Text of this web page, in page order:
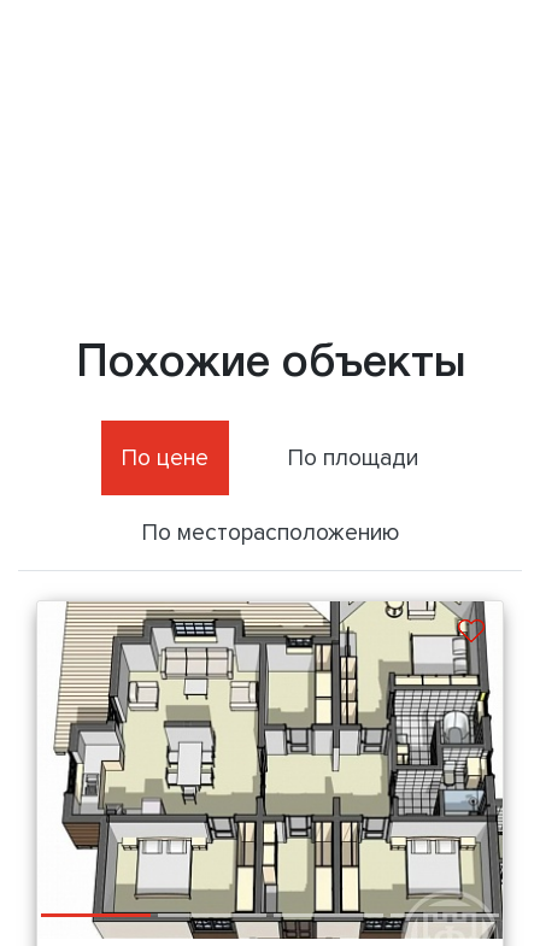
Похожие объекты
По цене По площади
По месторасположению